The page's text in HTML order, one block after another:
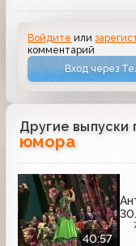
Войдите или
комментарий
Вход через
Другие выпуски
юмора
40:57